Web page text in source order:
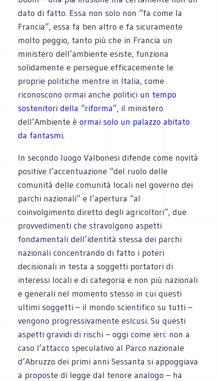
dato di fatto. Essa non solo non “fa come la
Francia”, essa fa ben altro e fa sicuramente
molto peggio, tanto più che in Francia un
ministero dell’ambiente esiste, funziona
solidamente e persegue efficacemente le
proprie politiche mentre in Italia, come
riconoscono ormai anche politici un tempo
sostenitori della “riforma”, il ministero
dell’Ambiente èormai solo un palazzo abitato
da fantasmi.
In secondo luogo Valbonesi difende come novità
positive l’accentuazione “del ruolo delle
comunità delle comunità locali nel governo dei
parchi nazionali” e l’apertura “al
coinvolgimento diretto degli agricoltori”, due
provvedimenti che stravolgono aspetti
fondamentali dell’identità stessa dei parchi
nazionali concentrando di fatto i poteri
decisionali in testa a soggetti portatori di
interessi locali e di categoria e non più nazionali
e generali nel momento stesso in cui questi
ultimi soggetti – il mondo scientifico su tutti –
vengono progressivamente eslcusi. Su questi
aspetti gravidi di rischi – oggi come ieri: non a
caso l’attacco speculativo al Parco nazionale
d’Abruzzo dei primi anni Sessanta si appoggiava
a proposte di legge dal tenore analogo – ha